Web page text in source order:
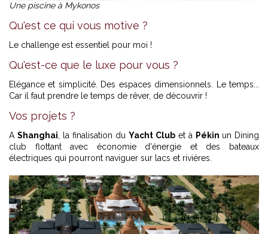
Une piscine à Mykonos
Qu'est ce qui vous motive ?
Le challenge est essentiel pour moi !
Qu'est-ce que le luxe pour vous ?
Elégance et simplicité. Des espaces dimensionnels. Le temps...
Car il faut prendre le temps de rêver, de découvrir !
Vos projets ?
A Shanghai , la finalisation du Yacht Club et à Pékin un Dining
club flottant avec économie d'énergie et des bateaux
électriques qui pourront naviguer sur lacs et rivières.